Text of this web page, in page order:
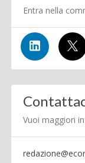
Entra nella
Vuoi maggiori